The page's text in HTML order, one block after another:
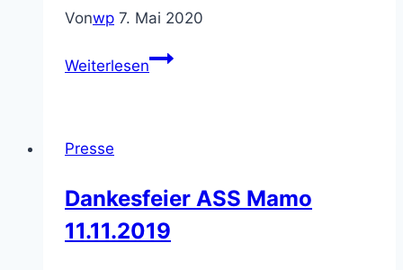
Vonwp 7. Mai 2020
WeiterlesenDie
Presse
Dankesfeier ASS Mamo
11.11.2019